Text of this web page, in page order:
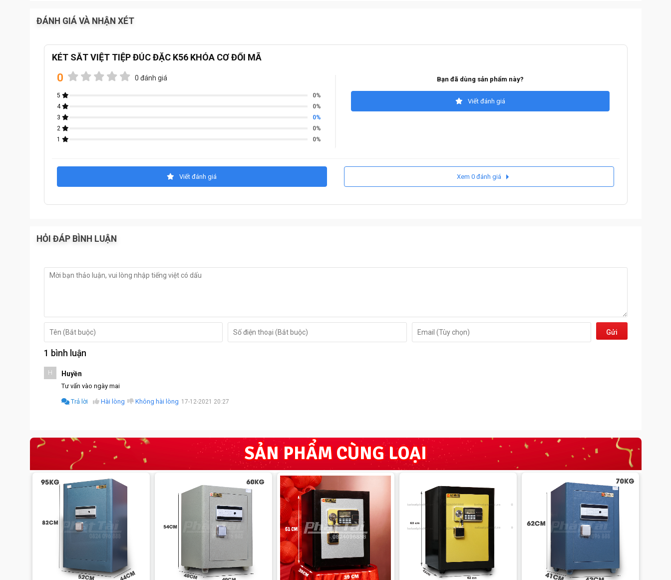
-Két sắtđược sử dụng khóa cơ đổi mã ( đổi được mã số theo ý muốn cửa mình không bị giới hạn)
ĐÁNH GIÁ VÀ NHẬN XÉT
KÉT SẮT VIỆT TIỆP ĐÚC ĐẶC K56 KHÓA CƠ ĐỔI MÃ
0 0 đánh giá
5
0%
4
0%
3
0%
2
0%
1
0%
Bạn đã dùng sản phẩm này?
Viết đánh giá
Viết đánh giá Xem 0 đánh giá
HỎI ĐÁP BÌNH LUẬN
Gửi
1 bình luận
H Huyền
Tư vấn vào ngày mai
Trả lời Hài lòng Không hài lòng 17-12-2021 20:27
SẢN PHẨM CÙNG LOẠI